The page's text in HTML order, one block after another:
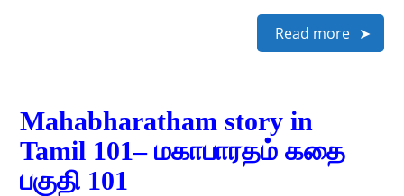
Read more
Mahabharatham story in
Tamil 101– மகாபாரதம் கதை
பகுதி 101